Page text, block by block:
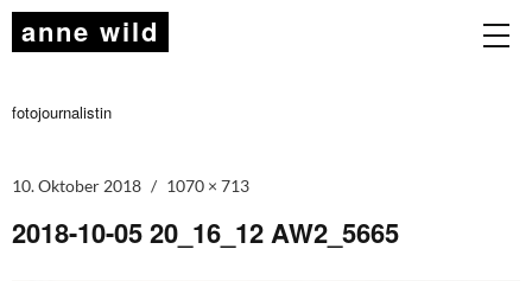
anne wild
fotojournalistin
10. Oktober 2018 1070 × 713
2018-10-05 20_16_12 AW2_5665